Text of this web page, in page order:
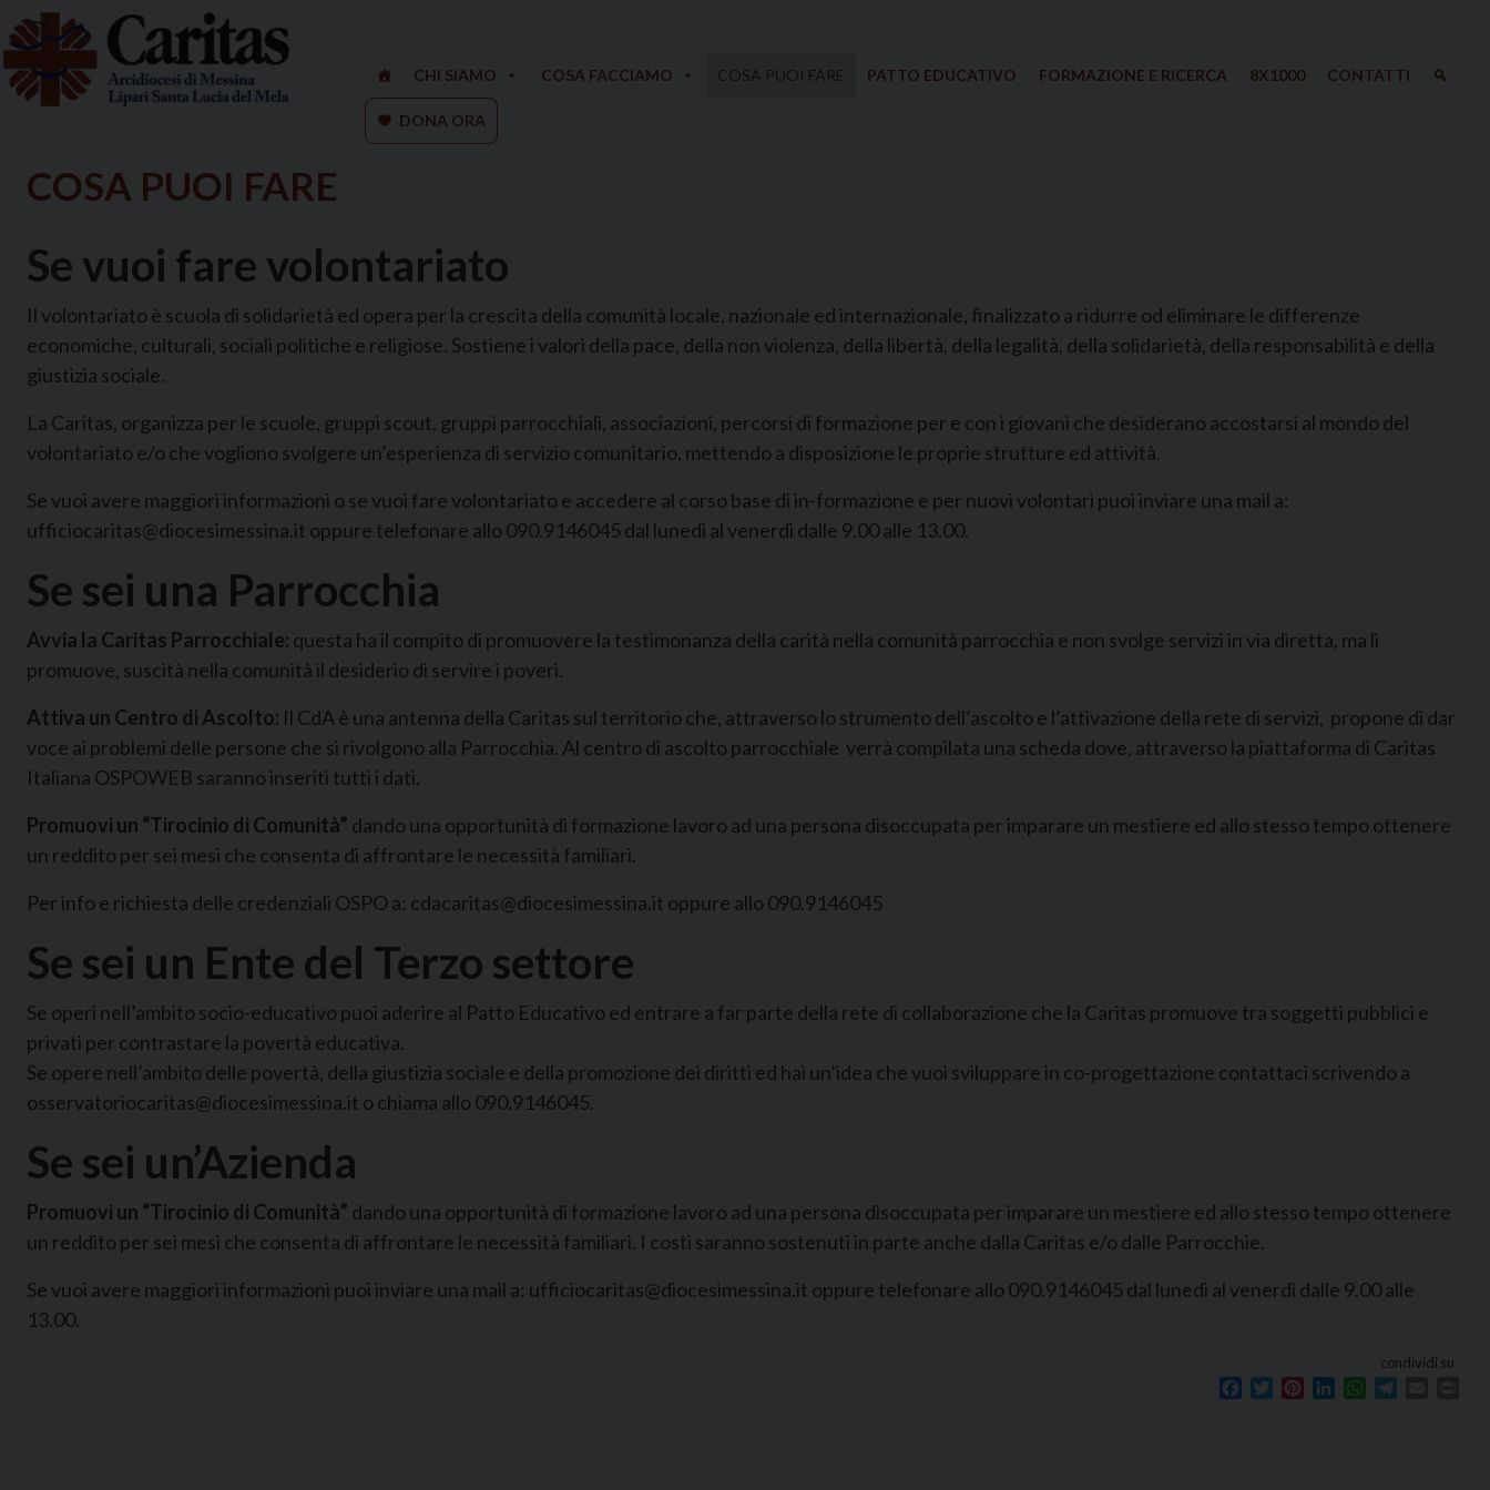
Skip
to
content
CHI SIAMO COSA FACCIAMO COSA PUOI FARE PATTO EDUCATIVO FORMAZIONE E RICERCA 8X1000 CONTATTI
DONA ORA
COSA PUOI FARE
Se vuoi fare volontariato
Il volontariato è scuola di solidarietà ed opera per la crescita della comunità locale, nazionale ed internazionale, finalizzato a ridurre od eliminare le differenze
economiche, culturali, sociali politiche e religiose. Sostiene i valori della pace, della non violenza, della libertà, della legalità, della solidarietà, della responsabilità e della
giustizia sociale.
La Caritas, organizza per le scuole, gruppi scout, gruppi parrocchiali, associazioni, percorsi di formazione per e con i giovani che desiderano accostarsi al mondo del
volontariato e/o che vogliono svolgere un’esperienza di servizio comunitario, mettendo a disposizione le proprie strutture ed attività.
Se vuoi avere maggiori informazioni o se vuoi fare volontariato e accedere al corso base di in-formazione e per nuovi volontari puoi inviare una mail a:
ufficiocaritas@diocesimessina.it oppure telefonare allo 090.9146045 dal lunedì al venerdì dalle 9.00 alle 13.00.
Se sei una Parrocchia
Avvia la Caritas Parrocchiale: questa ha il compito di promuovere la testimonanza della carità nella comunità parrocchia e non svolge servizi in via diretta, ma li
promuove, suscità nella comunità il desiderio di servire i poveri.
Attiva un Centro di Ascolto: Il CdA è una antenna della Caritas sul territorio che, attraverso lo strumento dell’ascolto e l’attivazione della rete di servizi, propone di dar
voce ai problemi delle persone che si rivolgono alla Parrocchia. Al centro di ascolto parrocchiale verrà compilata una scheda dove, attraverso la piattaforma di Caritas
Italiana OSPOWEB saranno inseriti tutti i dati.
Promuovi un “Tirocinio di Comunità” dando una opportunità di formazione lavoro ad una persona disoccupata per imparare un mestiere ed allo stesso tempo ottenere
un reddito per sei mesi che consenta di affrontare le necessità familiari.
Per info e richiesta delle credenziali OSPO a: cdacaritas@diocesimessina.it oppure allo 090.9146045
Se sei un Ente del Terzo settore
Se operi nell’ambito socio-educativo puoi aderire al Patto Educativo ed entrare a far parte della rete di collaborazione che la Caritas promuove tra soggetti pubblici e
privati per contrastare la povertà educativa.
Se opere nell’ambito delle povertà, della giustizia sociale e della promozione dei diritti ed hai un’idea che vuoi sviluppare in co-progettazione contattaci scrivendo a
osservatoriocaritas@diocesimessina.it o chiama allo 090.9146045.
Se sei un’Azienda
Promuovi un “Tirocinio di Comunità” dando una opportunità di formazione lavoro ad una persona disoccupata per imparare un mestiere ed allo stesso tempo ottenere
un reddito per sei mesi che consenta di affrontare le necessità familiari. I costi saranno sostenuti in parte anche dalla Caritas e/o dalle Parrocchie.
Se vuoi avere maggiori informazioni puoi inviare una mail a: ufficiocaritas@diocesimessina.it oppure telefonare allo 090.9146045 dal lunedì al venerdì dalle 9.00 alle
13.00.
condividi su
Facebook
TwitterPinterestLinkedInWhatsApp